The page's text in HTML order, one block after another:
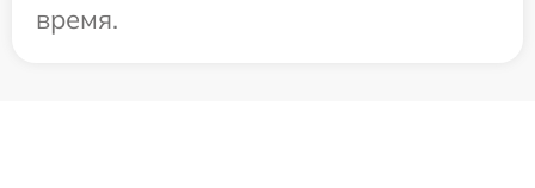
время.